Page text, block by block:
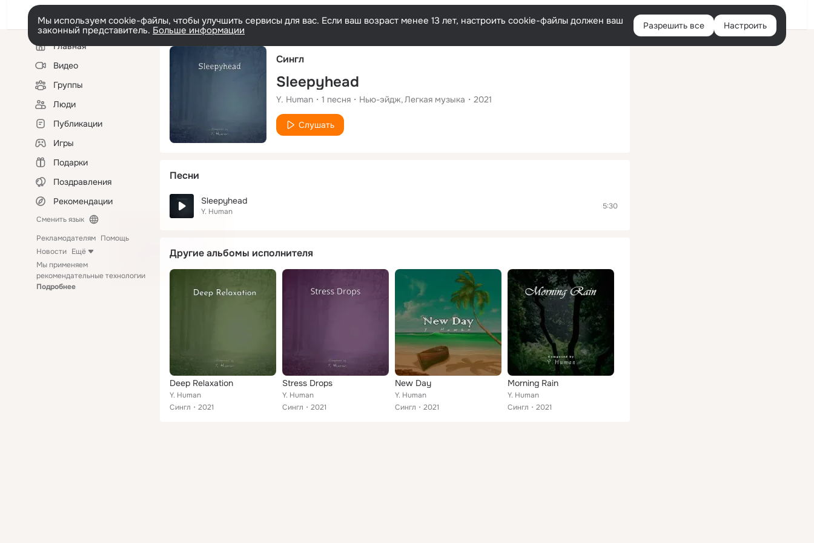
Русский Войти
Мы используем cookie-файлы, чтобы улучшить сервисы для вас. Если ваш возраст менее 13 лет, настроить cookie-файлы должен ваш
законный представитель. Больше информации Разрешить все Настроить
Левая
колонкаГлавная
Видео
Группы
Люди
Публикации
Игры
Подарки
Поздравления
Рекомендации
Сменить язык
Рекламодателям Помощь
Новости Ещё
Мы применяем
рекомендательные технологии
Подробнее
Сингл
Sleepyhead
Y. Human 1 песня Нью-эйдж Легкая музыка 2021
Слушать
Песни
Sleepyhead
Y. Human
5:30
Другие альбомы исполнителя
Deep Relaxation
Y. Human
Сингл
2021
Stress Drops
Y. Human
Сингл
2021
New Day
Y. Human
Сингл
2021
Morning Rain
Y. Human
Сингл
2021